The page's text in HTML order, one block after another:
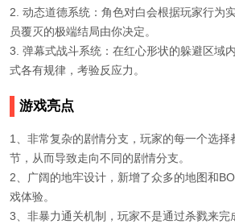
2. 动态道德系统：角色对白会根据玩家行为
员覆灭的极端结局由你决定。
3. 弹幕式战斗系统：在红心形状的躲避区域
式各有规律，考验反应力。
游戏亮点
1、非常复杂的剧情分支，玩家的每一个选择
节，从而导致走向不同的剧情分支。
2、广阔的地牢设计，新增了众多的地图和
戏体验。
3、非暴力通关机制，玩家不是通过杀戮来完